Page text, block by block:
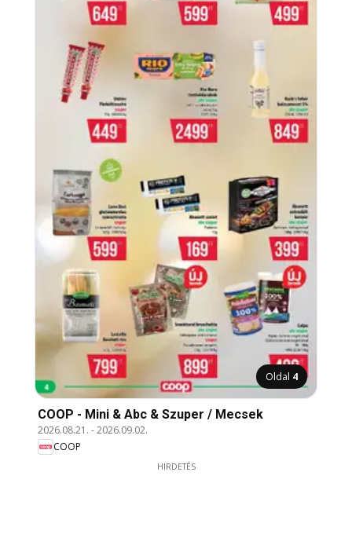
Oldal 4
COOP - Mini & Abc & Szuper / Mecsek
2026.08.21. -2026.09.02.
COOP
HIRDETÉS